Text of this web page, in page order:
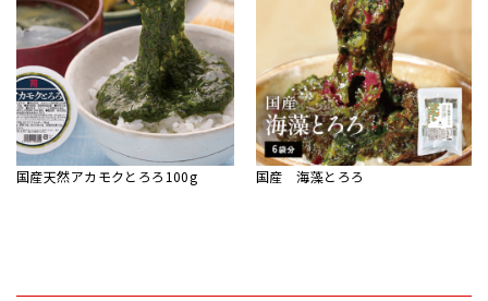
国産天然アカモクとろろ100g 国産 海藻とろろ